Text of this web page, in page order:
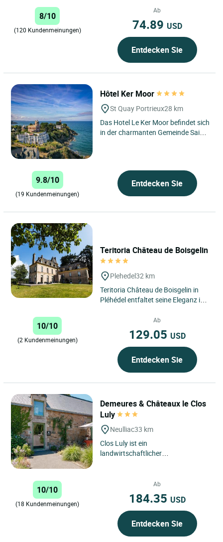
Jahr über für Ihre...
8/10
(120 Kundenmeinungen)
Ab
74.89 USD
Entdecken Sie
Hôtel Ker Moor
St Quay Portrieux28 km
Das Hotel Le Ker Moor befindet sich
in der charmanten Gemeinde Saint-
9.8/10
(19 Kundenmeinungen)
Entdecken Sie
Teritoria Château de Boisgelin
Plehedel32 km
Teritoria Château de Boisgelin in
Pléhédel entfaltet seine Eleganz im
10/10
(2 Kundenmeinungen)
Ab
129.05 USD
Entdecken Sie
Demeures & Châteaux le Clos
Luly
Neulliac33 km
Clos Luly ist ein
landwirtschaftlicher
von Saint-Brieuc,...
10/10
(18 Kundenmeinungen)
Ab
184.35 USD
Entdecken Sie